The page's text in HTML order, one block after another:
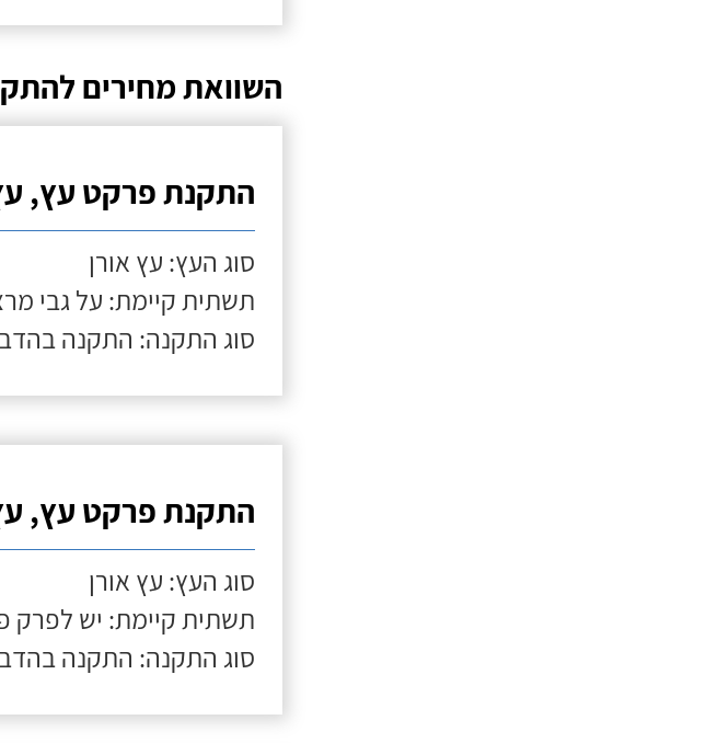
השוואת מחירים
התקנת פרקט עץ,
סוג העץ: עץ אורן
תשתית קיימת: על גבי
סוג התקנה: התקנה
התקנת פרקט עץ,
סוג העץ: עץ אורן
תשתית קיימת: יש לפרק
סוג התקנה: התקנה